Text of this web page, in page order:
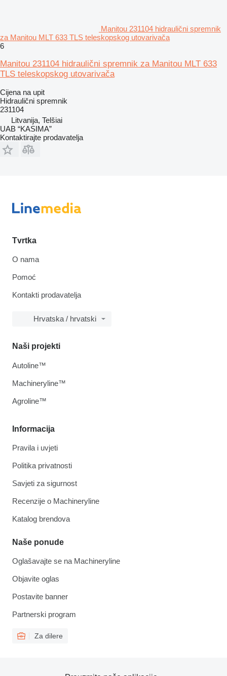
Manitou 231104 hidraulični spremnik
za Manitou MLT 633 TLS teleskopskog utovarivačа
6
Manitou 231104 hidraulični spremnik za Manitou MLT 633
TLS teleskopskog utovarivača
Cijena na upit
Hidraulični spremnik
231104
Litvanija, Telšiai
UAB “KASIMA”
Kontaktirajte prodavatelja
Tvrtka
O nama
Pomoć
Kontakti prodavatelja
Hrvatska / hrvatski
Informacija
Pravila i uvjeti
Politika privatnosti
Savjeti za sigurnost
Recenzije o Machineryline
Katalog brendova
Naše ponude
Oglašavajte se na Machineryline
Objavite oglas
Postavite banner
Partnerski program
Za dilere
Naši projekti
Autoline™
Machineryline™
Agroline™